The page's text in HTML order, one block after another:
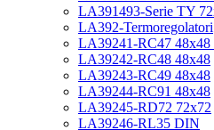
LA391493-Serie TY
LA392-Termoregolatori
LA39241-RC47
LA39242-RC48 48x48
LA39243-RC49 48x48
LA39244-RC91 48x48
LA39245-RD72 72x72
LA39246-RL35 DIN